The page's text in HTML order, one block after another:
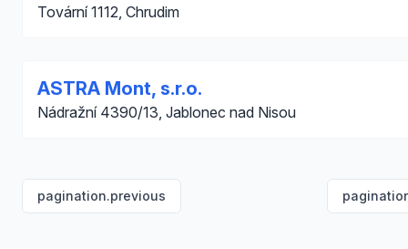
Tovární 1112, Chrudim
ASTRA Mont, s.r.o.
Nádražní 4390/13, Jablonec nad Nisou
pagination.previous